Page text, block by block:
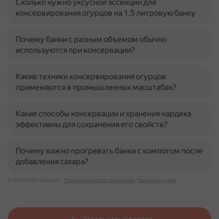
Сколько нужно уксусной эссенции для
консервирования огурцов на 1,5 литровую банку
Почему банки с разным объемом обычно
используются при консервации?
Какие техники консервирования огурцов
применяются в промышленных масштабах?
Какие способы консервации и хранения нардека
эффективны для сохранения его свойств?
Почему важно прогревать банки с компотом после
добавления сахара?
© 2026 ООО «Яндекс» Пользовательское соглашение Связаться с нами